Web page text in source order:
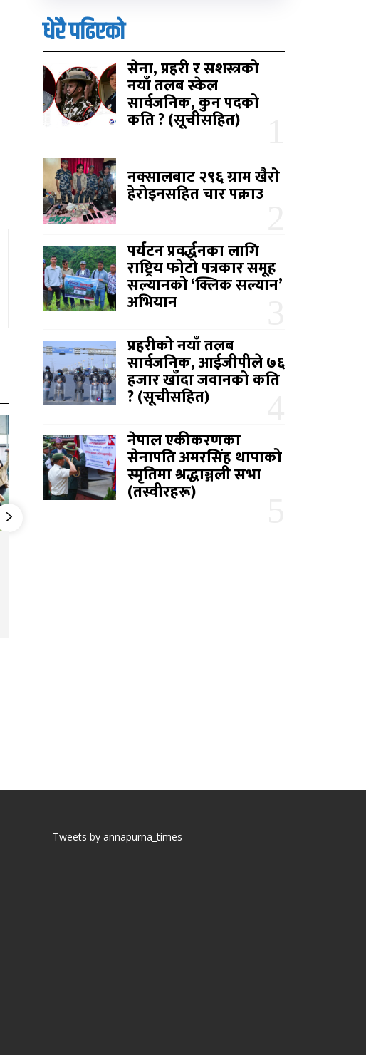
धेरै पढिएको
सेना, प्रहरी र सशस्त्रको
नयाँ तलब स्केल
सार्वजनिक, कुन पदको
कति ? (सूचीसहित)
नक्सालबाट २९६ ग्राम खैरो
हेरोइनसहित चार पक्राउ
पर्यटन प्रवर्द्धनका लागि
राष्ट्रिय फोटो पत्रकार समूह
सल्यानको ‘क्लिक सल्यान’
अभियान
प्रहरीको नयाँ तलब
सार्वजनिक, आईजीपीले ७६
हजार खाँदा जवानको कति
? (सूचीसहित)
नेपाल एकीकरणका
सेनापति अमरसिंह थापाको
स्मृतिमा श्रद्धाञ्जली सभा
(तस्वीरहरू)
Tweets by annapurna_times